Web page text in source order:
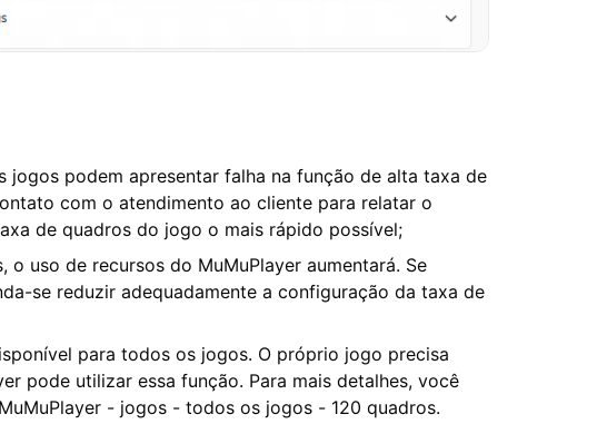
jogos podem apresentar falha na função de alta taxa de
com o atendimento ao cliente para relatar o
de quadros do jogo o mais rápido possível;
uso de recursos do MuMuPlayer aumentará. Se
se reduzir adequadamente a configuração da taxa de
para todos os jogos. O próprio jogo precisa
pode utilizar essa função. Para mais detalhes, você
- jogos - todos os jogos - 120 quadros.